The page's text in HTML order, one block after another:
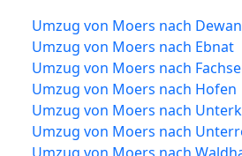
Umzug von Moers nach
Umzug von Moers nach Ebnat
Umzug von Moers nach
Umzug von Moers nach Hofen
Umzug von Moers nach
Umzug von Moers nach